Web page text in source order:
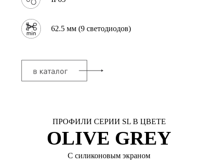
62.5 мм (9 светодиодов)
ПРОФИЛИ СЕРИИ SL В ЦВЕТЕ
OLIVE GREY
С силиконовым экраном